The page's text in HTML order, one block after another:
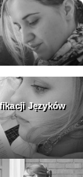
Języków